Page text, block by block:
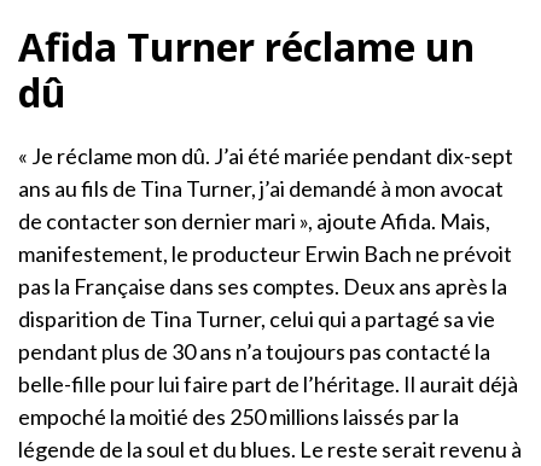
Afida Turner réclame un
dû
« Je réclame mon dû. J’ai été mariée pendant dix-sept
ans au fils de Tina Turner, j’ai demandé à mon avocat
de contacter son dernier mari », ajoute Afida. Mais,
manifestement, le producteur Erwin Bach ne prévoit
pas la Française dans ses comptes. Deux ans après la
disparition de Tina Turner, celui qui a partagé sa vie
pendant plus de 30 ans n’a toujours pas contacté la
belle-fille pour lui faire part de l’héritage. Il aurait déjà
empoché la moitié des 250 millions laissés par la
légende de la soul et du blues. Le reste serait revenu à